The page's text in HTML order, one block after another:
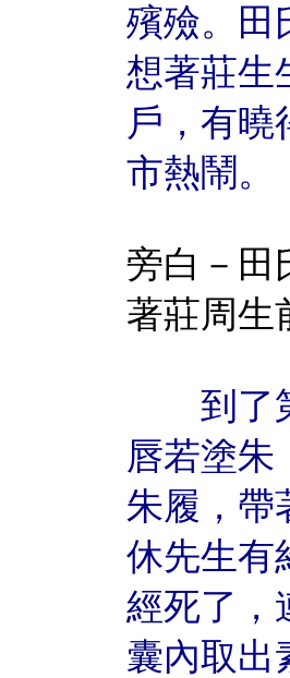
殯殮。田
想著莊生
戶，有曉
市熱鬧。
旁白－田
著莊周生
到了第
唇若塗朱
朱履，帶
休先生有
經死了，
囊內取出